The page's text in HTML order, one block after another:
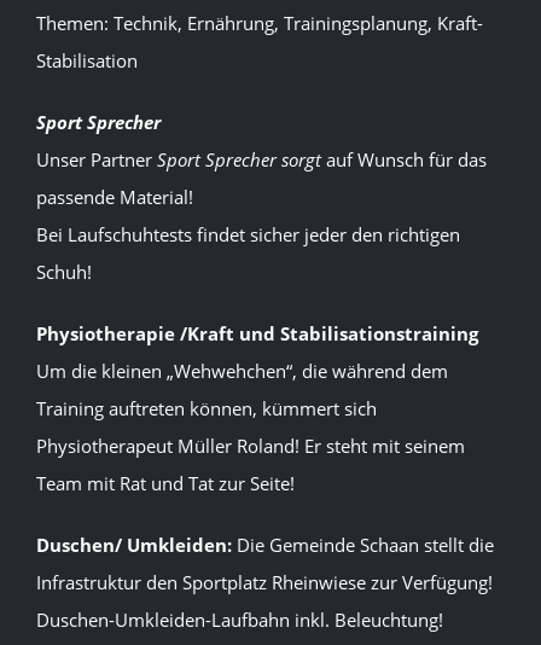
Themen: Technik, Ernährung, Trainingsplanung, Kraft-
Stabilisation
Sport Sprecher
Unser Partner Sport Sprecher sorgtauf Wunsch für das
passende Material!
Bei Laufschuhtests findet sicher jeder den richtigen
Schuh!
Physiotherapie /Kraft und Stabilisationstraining
Um die kleinen „Wehwehchen“, die während dem
Training auftreten können, kümmert sich
Physiotherapeut Müller Roland! Er steht mit seinem
Team mit Rat und Tat zur Seite!
Duschen/ Umkleiden: Die Gemeinde Schaan stellt die
Infrastruktur den Sportplatz Rheinwiese zur Verfügung!
Duschen-Umkleiden-Laufbahn inkl. Beleuchtung!